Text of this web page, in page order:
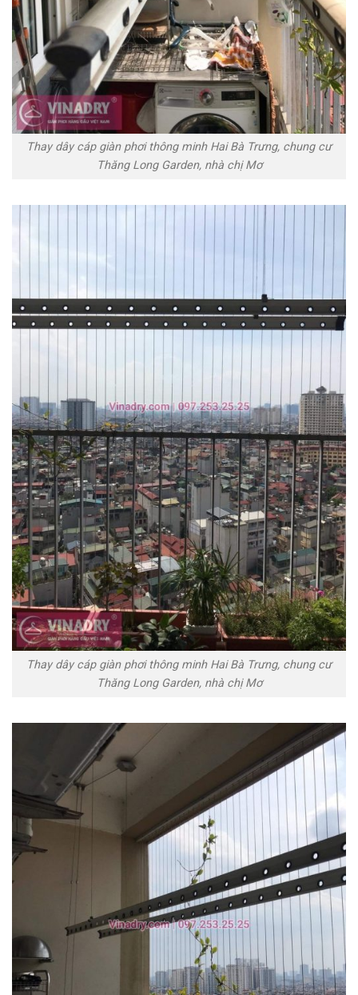
Thay dây cáp giàn phơi thông minh Hai Bà Trưng, chung cư
Thăng Long Garden, nhà chị Mơ
Thay dây cáp giàn phơi thông minh Hai Bà Trưng, chung cư
Thăng Long Garden, nhà chị Mơ